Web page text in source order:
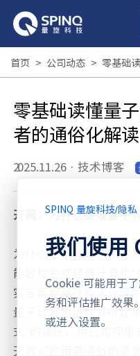
首页 > 公司动态 > 零基础读
零基础读懂量
者的通俗化解读
2025.11.26 · 技术博客
开篇：为什么要懂量子
为什么量子计算机被称
能轻松完成经典计算机“
实答案都藏在 量子计算
量子计算原理或许听起
式”的误区，用日常视
天我们就用最通俗的语
SPINQ 量旋科技/隐私
我们使用
Cookie 可能用于
务和评估推广效果
或进入设置。